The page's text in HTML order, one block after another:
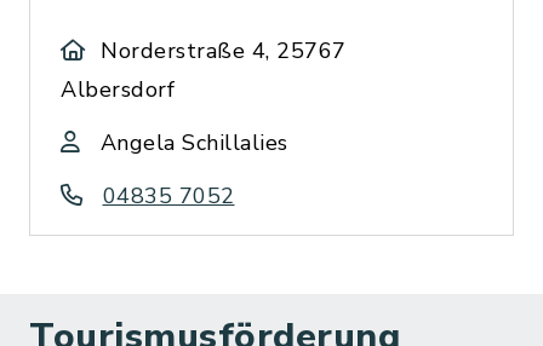
Norderstraße 4, 25767
Albersdorf
Angela Schillalies
04835 7052